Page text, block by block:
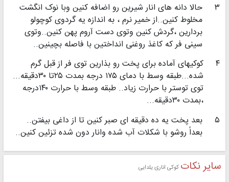
۳
حالا دانه های انار شیرین رو اضافه کنین وبا نوک انگشت
مخلوط کنین..از خمیر نرم ، به اندازه یه گردوی کوچولو
بردارین ،گردش کنین وتوی دست آروم پهن کنین..وتوی
سینی فر که کاغذ روغنی انداختین با فاصله بچینین..
۴
کوکیهای آماده برای پخت رو بذارین توی فر از قبل گرم
شده...طبقه وسط با دمای ۱۷۵ درجه بمدت ۲۵تا ۳۰دقیقه...
توی توستر با حرارت زیاد.. طبقه وسط با حرارت ۱۴۰درجه
،بمدت ۳۰دقیقه...
۵
بعد پخت یه ده دقیقه ای صبر کنین تا از داغی بیفتن..
بعداً روشو با شکلات آب شده وانار دون شده تزئین کنین..
سایر نکات کوکی اناری یلدایی